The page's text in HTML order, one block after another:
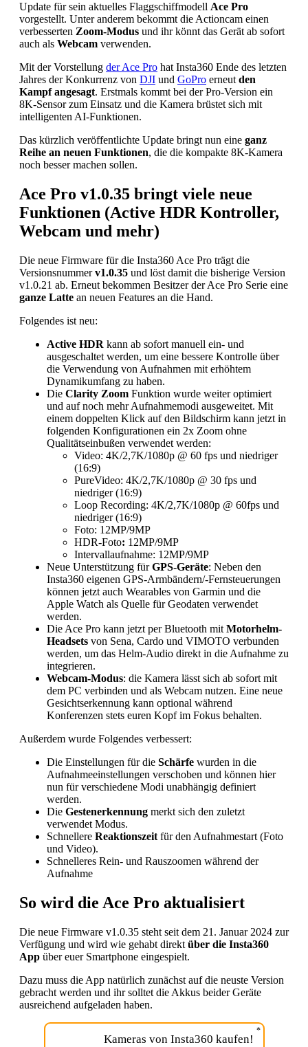
Update für sein aktuelles Flaggschiffmodell Ace Pro
vorgestellt. Unter anderem bekommt die Actioncam einen
verbesserten Zoom-Modus und ihr könnt das Gerät ab sofort
auch als Webcam verwenden.
Mit der Vorstellung der Ace Pro hat Insta360 Ende des letzten
Jahres der Konkurrenz von DJI und GoPro erneut den
Kampf angesagt. Erstmals kommt bei der Pro-Version ein
8K-Sensor zum Einsatz und die Kamera brüstet sich mit
intelligenten AI-Funktionen.
Das kürzlich veröffentlichte Update bringt nun eine ganz
Reihe an neuen Funktionen, die die kompakte 8K-Kamera
noch besser machen sollen.
Ace Pro v1.0.35 bringt viele neue
Funktionen (Active HDR Kontroller,
Webcam und mehr)
Die neue Firmware für die Insta360 Ace Pro trägt die
Versionsnummerv1.0.35 und löst damit die bisherige Version
v1.0.21 ab. Erneut bekommen Besitzer der Ace Pro Serie eine
ganze Latte an neuen Features an die Hand.
Folgendes ist neu:
Active HDR kann ab sofort manuell ein- und
ausgeschaltet werden, um eine bessere Kontrolle über
die Verwendung von Aufnahmen mit erhöhtem
Dynamikumfang zu haben.
Die Clarity Zoom Funktion wurde weiter optimiert
und auf noch mehr Aufnahmemodi ausgeweitet. Mit
einem doppelten Klick auf den Bildschirm kann jetzt in
folgenden Konfigurationen ein 2x Zoom ohne
Qualitätseinbußen verwendet werden:
Video: 4K/2,7K/1080p @ 60 fps und niedriger
(16:9)
PureVideo: 4K/2,7K/1080p @ 30 fps und
niedriger (16:9)
Loop Recording: 4K/2,7K/1080p @ 60fps und
niedriger (16:9)
Foto: 12MP/9MP
HDR-Foto: 12MP/9MP
Intervallaufnahme: 12MP/9MP
Neue Unterstützung fürGPS-Geräte: Neben den
Insta360 eigenen GPS-Armbändern/-Fernsteuerungen
können jetzt auch Wearables von Garmin und die
Apple Watch als Quelle für Geodaten verwendet
werden.
Die Ace Pro kann jetzt per Bluetooth mit Motorhelm-
Headsets von Sena, Cardo und VIMOTO verbunden
werden, um das Helm-Audio direkt in die Aufnahme zu
integrieren.
Webcam-Modus: die Kamera lässt sich ab sofort mit
dem PC verbinden und als Webcam nutzen. Eine neue
Gesichtserkennung kann optional während
Konferenzen stets euren Kopf im Fokus behalten.
Außerdem wurde Folgendes verbessert:
Die Einstellungen für die Schärfe wurden in die
Aufnahmeeinstellungen verschoben und können hier
nun für verschiedene Modi unabhängig definiert
werden.
Die Gestenerkennung merkt sich den zuletzt
verwendet Modus.
Schnellere Reaktionszeit für den Aufnahmestart (Foto
und Video).
Schnelleres Rein- und Rauszoomen während der
Aufnahme
So wird die Ace Pro aktualisiert
Die neue Firmware v1.0.35 steht seit dem 21. Januar 2024 zur
Verfügung und wird wie gehabt direkt über die Insta360
App über euer Smartphone eingespielt.
Dazu muss die App natürlich zunächst auf die neuste Version
gebracht werden und ihr solltet die Akkus beider Geräte
ausreichend aufgeladen haben.
Kameras von Insta360 kaufen!